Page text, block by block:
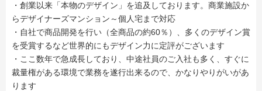
・創業以来「本物のデザイン」を追及しております。商業施設か
らデザイナーズマンション～個人宅まで対応
・自社で商品開発を行い（全商品の約60％）、多くのデザイン賞
を受賞するなど世界的にもデザイン力に定評がございます
・ここ数年で急成長しており、中途社員のご入社も多く、すぐに
裁量権がある環境で業務を遂行出来るので、かなりやりがいがあ
ります